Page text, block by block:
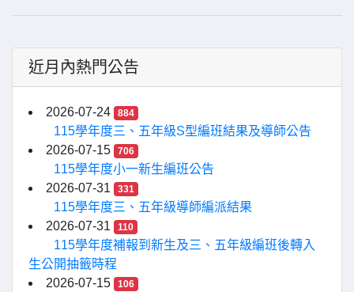
近月內熱門公告
2026-07-24 884
115學年度三、五年級S型編班結果及導師公告
2026-07-15
706
115學年度小一新生編班公告
2026-07-31
331
115學年度三、五年級導師編派結果
2026-07-31
110
115學年度補報到新生及三、五年級編班後轉入
生公開抽籤時程
2026-07-15
106